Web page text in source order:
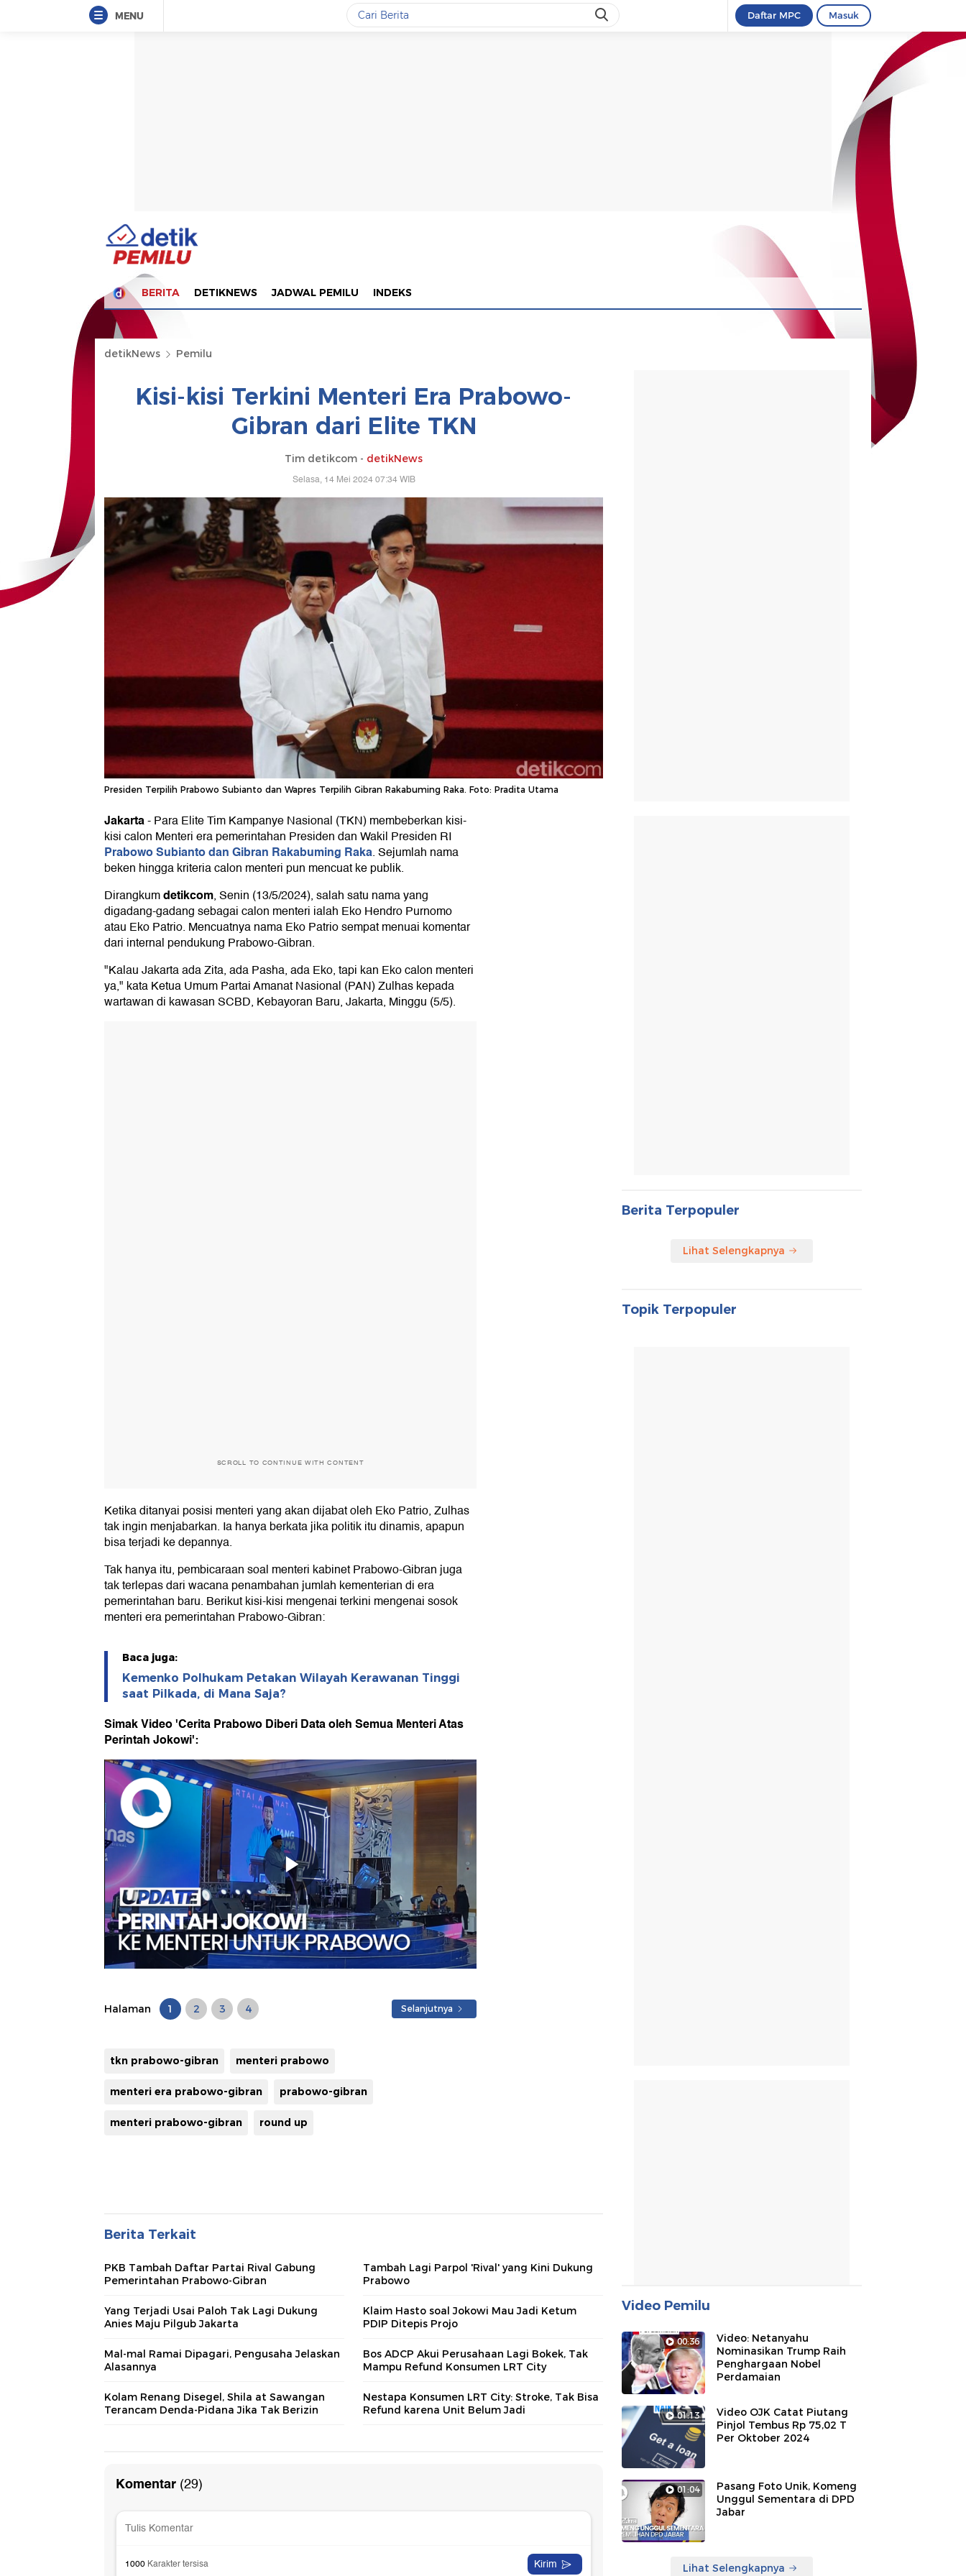
MENU Daftar MPC Masuk
BERITA DETIKNEWS JADWAL PEMILU INDEKS
detikNews Pemilu
Kisi-kisi Terkini Menteri Era Prabowo-
Gibran dari Elite TKN
Tim detikcom - detikNews
Selasa, 14 Mei 2024 07:34 WIB
Presiden Terpilih Prabowo Subianto dan Wapres Terpilih Gibran Rakabuming Raka. Foto: Pradita Utama
Jakarta-Para Elite Tim Kampanye Nasional (TKN) membeberkan kisi-
kisi calon Menteri era pemerintahan Presiden dan Wakil Presiden RI
Prabowo Subianto dan Gibran Rakabuming Raka. Sejumlah nama
beken hingga kriteria calon menteri pun mencuat ke publik.
Dirangkumdetikcom, Senin (13/5/2024), salah satu nama yang
digadang-gadang sebagai calon menteri ialah Eko Hendro Purnomo
atau Eko Patrio. Mencuatnya nama Eko Patrio sempat menuai komentar
dari internal pendukung Prabowo-Gibran.
"Kalau Jakarta ada Zita, ada Pasha, ada Eko, tapi kan Eko calon menteri
ya," kata Ketua Umum Partai Amanat Nasional (PAN) Zulhas kepada
wartawan di kawasan SCBD, Kebayoran Baru, Jakarta, Minggu (5/5).
SCROLL TO CONTINUE WITH CONTENT
Ketika ditanyai posisi menteri yang akan dijabat oleh Eko Patrio, Zulhas
tak ingin menjabarkan. Ia hanya berkata jika politik itu dinamis, apapun
bisa terjadi ke depannya.
Tak hanya itu, pembicaraan soal menteri kabinet Prabowo-Gibran juga
tak terlepas dari wacana penambahan jumlah kementerian di era
pemerintahan baru. Berikut kisi-kisi mengenai terkini mengenai sosok
menteri era pemerintahan Prabowo-Gibran:
Baca juga:
Kemenko Polhukam Petakan Wilayah Kerawanan Tinggi
saat Pilkada, di Mana Saja?
Simak Video 'Cerita Prabowo Diberi Data oleh Semua Menteri Atas
Perintah Jokowi':
Halaman 1 2 3 4 Selanjutnya
tkn prabowo-gibran menteri prabowo
menteri era prabowo-gibran prabowo-gibran
menteri prabowo-gibran round up
Berita Terkait
PKB Tambah Daftar Partai Rival Gabung
Pemerintahan Prabowo-Gibran
Tambah Lagi Parpol 'Rival' yang Kini Dukung
Prabowo
Yang Terjadi Usai Paloh Tak Lagi Dukung
Anies Maju Pilgub Jakarta
Klaim Hasto soal Jokowi Mau Jadi Ketum
PDIP Ditepis Projo
Mal-mal Ramai Dipagari, Pengusaha Jelaskan
Alasannya
Bos ADCP Akui Perusahaan Lagi Bokek, Tak
Mampu Refund Konsumen LRT City
Kolam Renang Disegel, Shila at Sawangan
Terancam Denda-Pidana Jika Tak Berizin
Nestapa Konsumen LRT City: Stroke, Tak Bisa
Refund karena Unit Belum Jadi
Berita Terpopuler
Lihat Selengkapnya
Topik Terpopuler
Video Pemilu
00:36
Video: Netanyahu
Nominasikan Trump Raih
Penghargaan Nobel
Perdamaian
01:13
Video OJK Catat Piutang
Pinjol Tembus Rp 75,02 T
Per Oktober 2024
01:04
Pasang Foto Unik, Komeng
Unggul Sementara di DPD
Jabar
Lihat Selengkapnya